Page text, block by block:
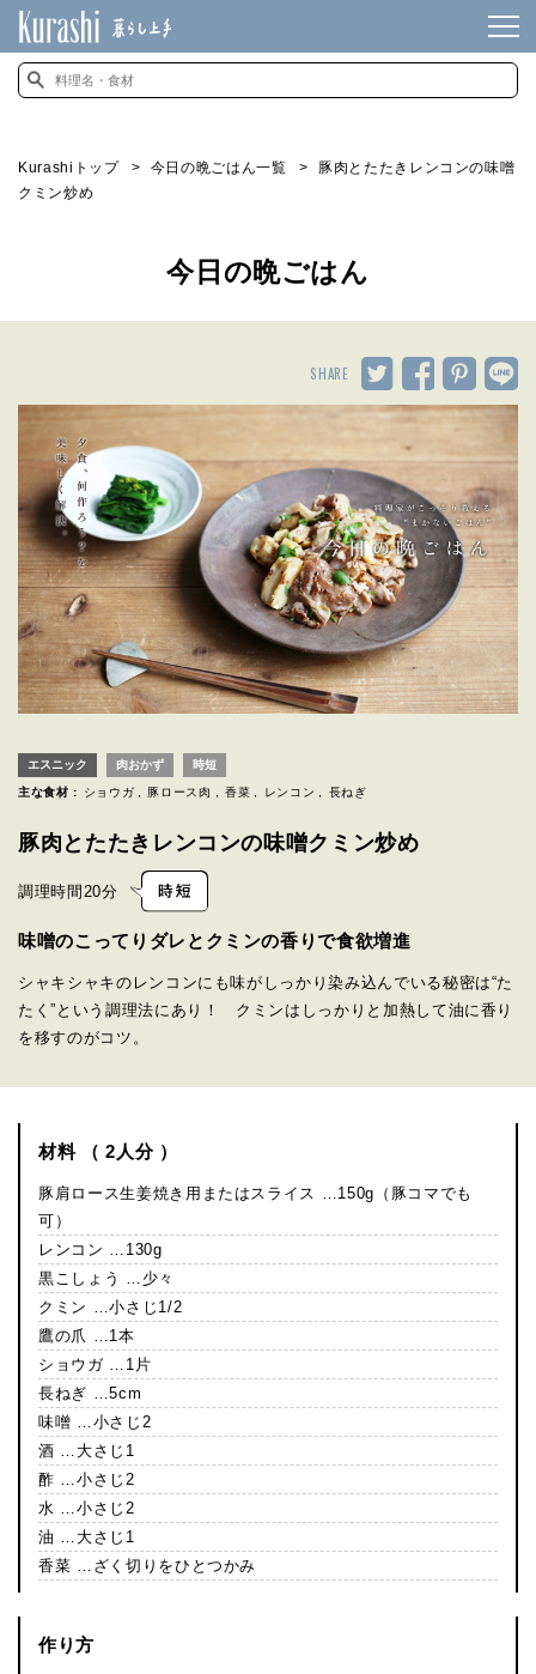
Kurashiトップ 今日の晩ごはん一覧
豚肉とたたきレンコンの味噌
クミン炒め
今日の晩ごはん
SHARE
エスニック 肉おかず 時短
主な食材 : ショウガ 豚ロース肉 香菜 レンコン 長ねぎ
豚肉とたたきレンコンの味噌クミン炒め
調理時間 20分
味噌のこってりダレとクミンの香りで食欲増進
シャキシャキのレンコンにも味がしっかり染み込んでいる秘密は“た
たく”という調理法にあり！ クミンはしっかりと加熱して油に香り
を移すのがコツ。
材料 （ 2人分 ）
豚肩ロース生姜焼き用またはスライス …150g（豚コマでも
可）
レンコン …130g
黒こしょう …少々
クミン …小さじ1/2
鷹の爪 …1本
ショウガ …1片
長ねぎ …5cm
味噌 …小さじ2
酒 …大さじ1
酢 …小さじ2
水 …小さじ2
油 …大さじ1
香菜 …ざく切りをひとつかみ
作り方